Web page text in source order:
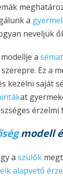
a
neveljük
modellje a
Ez a
kezelni saját
at
érzelmi
modell
a szülők
alapvető